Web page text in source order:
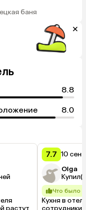
(10:00-
напитки,
ресторан (07:30-
баня
8.8
8.0
растут
7.7 10
Olga
Что было
Кухня в
сотрудники